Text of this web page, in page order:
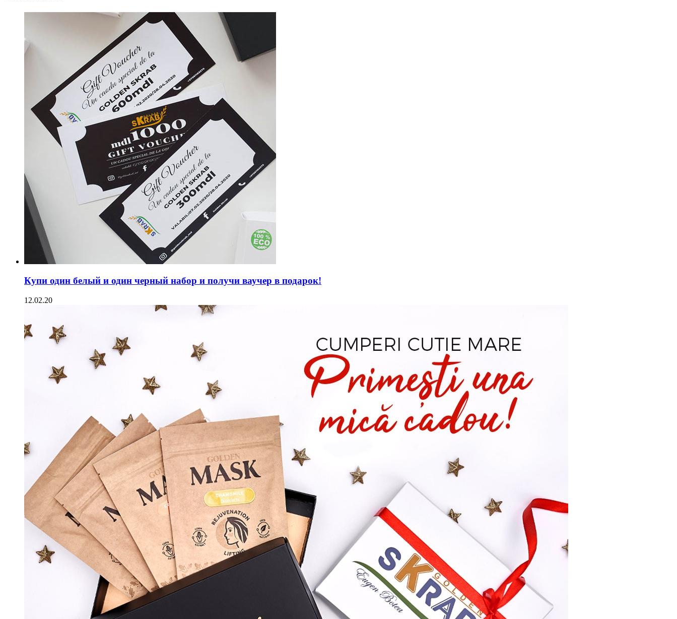
Купи один белый и один черный набор и получи ваучер в подарок!
12.02.20